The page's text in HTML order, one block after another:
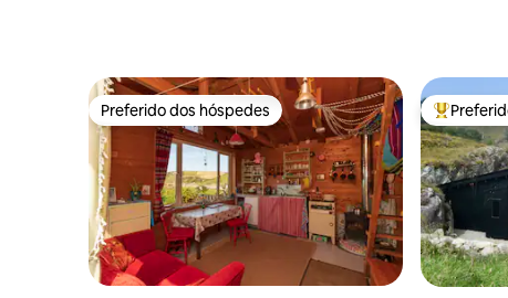
Preferido dos hóspedes
Preferido dos hóspedes Entre os